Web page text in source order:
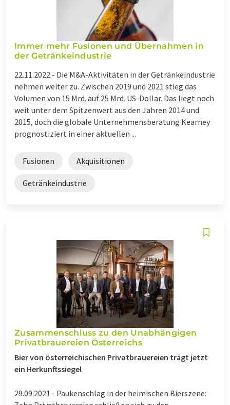
Immer mehr Fusionen und Übernahmen in
der Getränkeindustrie
22.11.2022 - Die M&A-Aktivitäten in der Getränkeindustrie
nehmen weiter zu. Zwischen 2019 und 2021 stieg das
Volumen von 15 Mrd. auf 25 Mrd. US-Dollar. Das liegt noch
weit unter dem Spitzenwert aus den Jahren 2014 und
2015, doch die globale Unternehmensberatung Kearney
prognostiziert in einer aktuellen ...
Fusionen Akquisitionen
Getränkeindustrie
Zusammenschluss zu den Unabhängigen
Privatbrauereien Österreichs
Bier von österreichischen Privatbrauereien trägt jetzt
ein Herkunftssiegel
29.09.2021 - Paukenschlag in der heimischen Bierszene: